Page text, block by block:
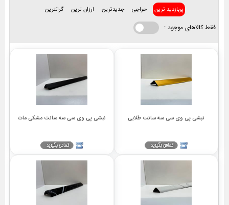
پربازدید ترین حراجی جدیدترین ارزان ترین گرانترین
فقط کالاهای موجود :
نبشی پی وی سی سه سانت طلایی نبشی پی وی سی سه سانت مشکی مات